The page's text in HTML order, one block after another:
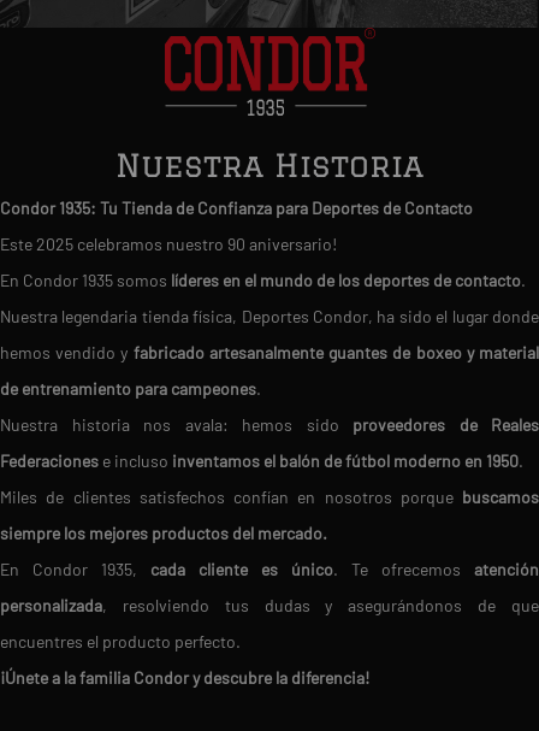
Nuestra Historia
Condor 1935: Tu Tienda de Confianza para Deportes de Contacto
Este 2025 celebramos nuestro 90 aniversario!
En Condor 1935 somos líderes en el mundo de los deportes de contacto.
Nuestra legendaria tienda física, Deportes Condor, ha sido el lugar donde
hemos vendido y fabricado artesanalmente guantes de boxeo y material
de entrenamiento para campeones.
Nuestra historia nos avala: hemos sido proveedores de Reales
Federaciones e incluso inventamos el balón de fútbol moderno en 1950.
Miles de clientes satisfechos confían en nosotros porque buscamos
siempre los mejores productos del mercado.
En Condor 1935, cada cliente es único. Te ofrecemos atención
personalizada, resolviendo tus dudas y asegurándonos de que
encuentres el producto perfecto.
¡Únete a la familia Condor y descubre la diferencia!